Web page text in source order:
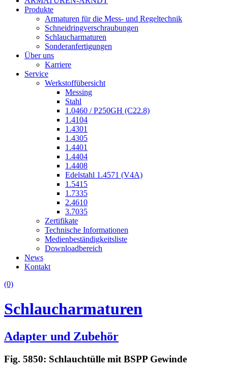
Produkte
Armaturen für die Mess- und Regeltechnik
Schneidringverschraubungen
Schlaucharmaturen
Sonderanfertigungen
Über uns
Karriere
Service
Werkstoffübersicht
Messing
Stahl
1.0460 / P250GH (C22.8)
1.4104
1.4301
1.4305
1.4401
1.4404
1.4408
Edelstahl 1.4571 (V4A)
1.5415
1.7335
2.4610
3.7035
Zertifikate
Technische Informationen
Medienbeständigkeitsliste
Downloadbereich
News
Kontakt
(0)
Schlaucharmaturen
Adapter und Zubehör
Fig. 5850: Schlauchtülle mit BSPP Gewinde